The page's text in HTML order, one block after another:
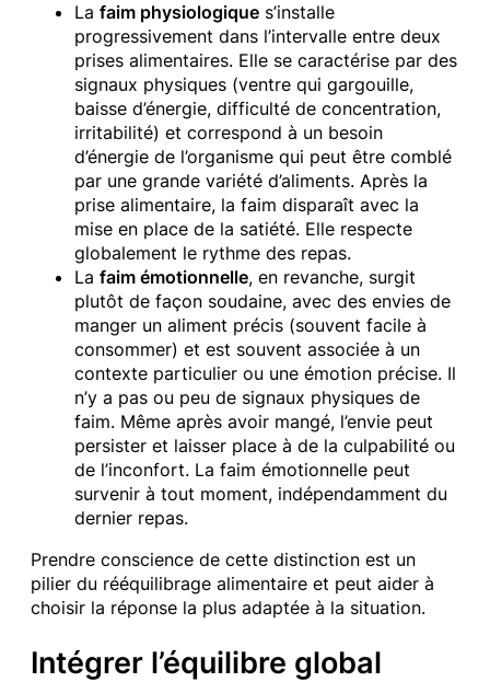
La faim physiologique s’installe
progressivement dans l’intervalle entre deux
prises alimentaires. Elle se caractérise par des
signaux physiques (ventre qui gargouille,
baisse d’énergie, difficulté de concentration,
irritabilité) et correspond à un besoin
d’énergie de l’organisme qui peut être comblé
par une grande variété d’aliments. Après la
prise alimentaire, la faim disparaît avec la
mise en place de la satiété. Elle respecte
globalement le rythme des repas.
La faim émotionnelle, en revanche, surgit
plutôt de façon soudaine, avec des envies de
manger un aliment précis (souvent facile à
consommer) et est souvent associée à un
contexte particulier ou une émotion précise. Il
n’y a pas ou peu de signaux physiques de
faim. Même après avoir mangé, l’envie peut
persister et laisser place à de la culpabilité ou
de l’inconfort. La faim émotionnelle peut
survenir à tout moment, indépendamment du
dernier repas.
Prendre conscience de cette distinction est un
pilier du rééquilibrage alimentaire et peut aider à
choisir la réponse la plus adaptée à la situation.
Intégrer l’équilibre global